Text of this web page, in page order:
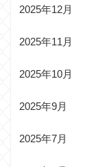
2025年12月
2025年11月
2025年10月
2025年9月
2025年7月